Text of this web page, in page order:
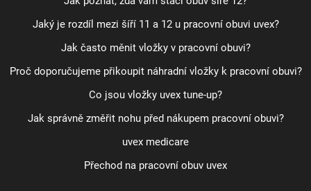
Jaký je rozdíl mezi šíří 11 a 12 u pracovní obuvi uvex?
Jak často měnit vložky v pracovní obuvi?
Proč doporučujeme přikoupit náhradní vložky k pracovní obuvi?
Co jsou vložky uvex tune-up?
Jak správně změřit nohu před nákupem pracovní obuvi?
uvex medicare
Přechod na pracovní obuv uvex